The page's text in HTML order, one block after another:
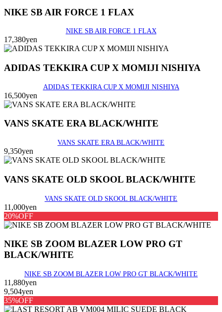
NIKE SB AIR FORCE 1 FLAX
NIKE SB AIR FORCE 1 FLAX
17,380yen
ADIDAS TEKKIRA CUP X MOMIJI NISHIYA
ADIDAS TEKKIRA CUP X MOMIJI NISHIYA
16,500yen
VANS SKATE ERA BLACK/WHITE
VANS SKATE ERA BLACK/WHITE
9,350yen
VANS SKATE OLD SKOOL BLACK/WHITE
VANS SKATE OLD SKOOL BLACK/WHITE
11,000yen
20%OFF
NIKE SB ZOOM BLAZER LOW PRO GT
BLACK/WHITE
NIKE SB ZOOM BLAZER LOW PRO GT BLACK/WHITE
11,880yen
9,504yen
35%OFF